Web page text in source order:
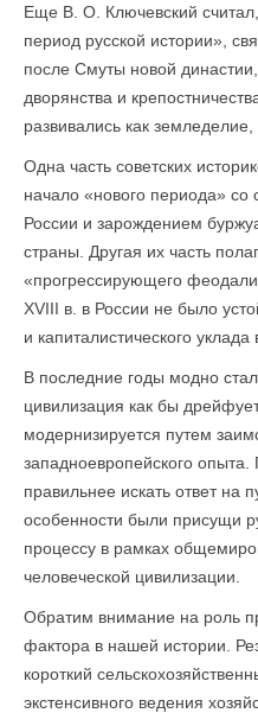
Еще В. О. Ключевский
период русской истории»,
после Смуты новой
дворянства и
развивались как
Одна часть советских
начало «нового периода» со
России и зарождением
страны. Другая их часть
«прогрессирующего
XVIII в. в России не было
и капиталистического уклада
В последние годы модно
цивилизация как бы
модернизируется путем
западноевропейского опыта.
правильнее искать ответ на
особенности были присущи
процессу в рамках
человеческой цивилизации.
Обратим внимание на роль
фактора в нашей истории.
короткий
экстенсивного ведения